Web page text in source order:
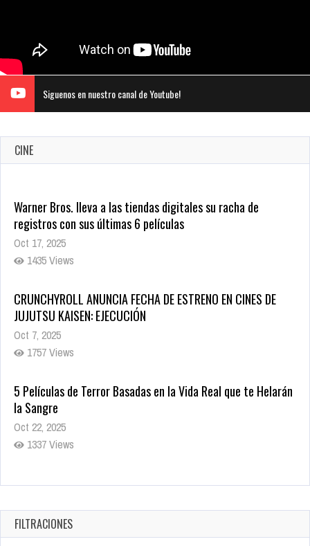
Siguenos en nuestro canal de Youtube!
CINE
Warner Bros. lleva a las tiendas digitales su racha de
registros con sus últimas 6 películas
Oct 17, 2025
1435 Views
CRUNCHYROLL ANUNCIA FECHA DE ESTRENO EN CINES DE
JUJUTSU KAISEN: EJECUCIÓN
Oct 7, 2025
1757 Views
5 Películas de Terror Basadas en la Vida Real que te Helarán
la Sangre
Oct 22, 2025
1337 Views
Revive el terror: El conjuro 4: Últimos ritos ya está disponible
Oct 20, 2025
1379 Views
FILTRACIONES